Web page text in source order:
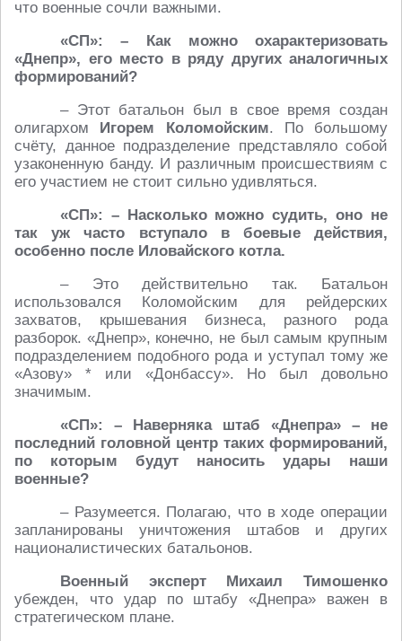
что военные сочли важными.
«СП»: – Как можно охарактеризовать
«Днепр», его место в ряду других аналогичных
формирований?
– Этот батальон был в свое время создан
олигархом Игорем Коломойским. По большому
счёту, данное подразделение представляло собой
узаконенную банду. И различным происшествиям с
его участием не стоит сильно удивляться.
«СП»: – Насколько можно судить, оно не
так уж часто вступало в боевые действия,
особенно после Иловайского котла.
– Это действительно так. Батальон
использовался Коломойским для рейдерских
захватов, крышевания бизнеса, разного рода
разборок. «Днепр», конечно, не был самым крупным
подразделением подобного рода и уступал тому же
«Азову» * или «Донбассу». Но был довольно
значимым.
«СП»: – Наверняка штаб «Днепра» – не
последний головной центр таких формирований,
по которым будут наносить удары наши
военные?
– Разумеется. Полагаю, что в ходе операции
запланированы уничтожения штабов и других
националистических батальонов.
Военный эксперт Михаил Тимошенко
убежден, что удар по штабу «Днепра» важен в
стратегическом плане.